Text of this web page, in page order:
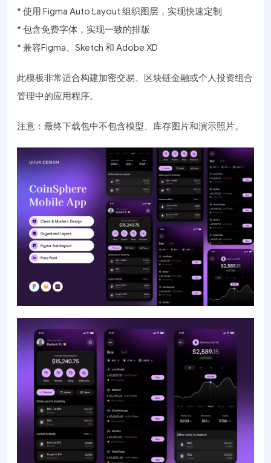
* 使用 Figma Auto Layout 组织图层，实现快速定制
* 包含免费字体，实现一致的排版
* 兼容Figma、Sketch 和 Adobe XD
此模板非常适合构建加密交易、区块链金融或个人投资组合
管理中的应用程序。
注意：最终下载包中不包含模型、库存图片和演示照片。